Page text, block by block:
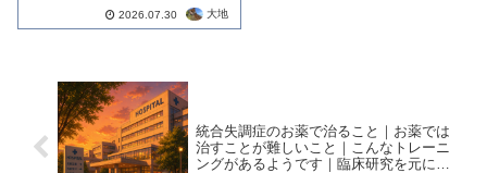
率よくこなせること、人との会
能力に目を向けるこ...
2026.07.30 大地
統合失調症のお薬で治ること｜お薬では
治すことが難しいこと｜こんなトレーニ
ングがあるようです｜臨床研究を元に分